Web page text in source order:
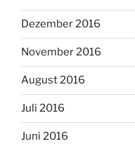
Dezember 2016
November 2016
August 2016
Juli 2016
Juni 2016